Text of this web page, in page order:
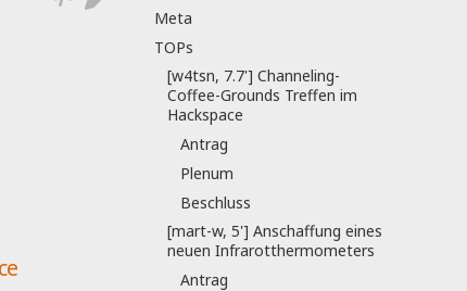
Meta
TOPs
[w4tsn, 7.7'] Channeling-
Coffee-Grounds Treffen im
Hackspace
Antrag
Plenum
Beschluss
[mart-w, 5'] Anschaffung eines
neuen Infrarotthermometers
Antrag